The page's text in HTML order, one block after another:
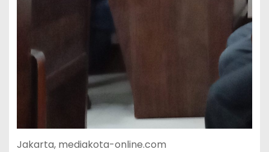
Jakarta, mediakota-online.com